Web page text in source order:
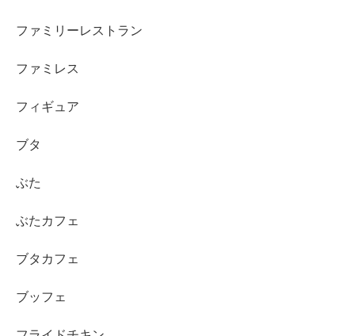
ファミリーレストラン
ファミレス
フィギュア
ブタ
ぶた
ぶたカフェ
ブタカフェ
ブッフェ